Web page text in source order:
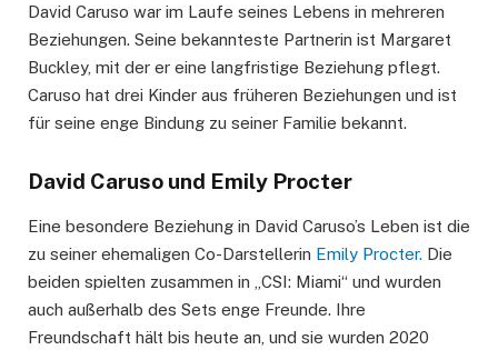
David Caruso war im Laufe seines Lebens in mehreren
Beziehungen. Seine bekannteste Partnerin ist Margaret
Buckley, mit der er eine langfristige Beziehung pflegt.
Caruso hat drei Kinder aus früheren Beziehungen und ist
für seine enge Bindung zu seiner Familie bekannt.
David Caruso und Emily Procter
Eine besondere Beziehung in David Caruso’s Leben ist die
zu seiner ehemaligen Co-Darstellerin Emily Procter. Die
beiden spielten zusammen in „CSI: Miami“ und wurden
auch außerhalb des Sets enge Freunde. Ihre
Freundschaft hält bis heute an, und sie wurden 2020